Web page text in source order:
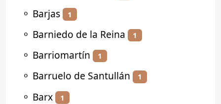
⚬ Barjas 1
⚬ Barniedo de la Reina 1
⚬ Barriomartín 1
⚬ Barruelo de Santullán 1
⚬ Barx 1